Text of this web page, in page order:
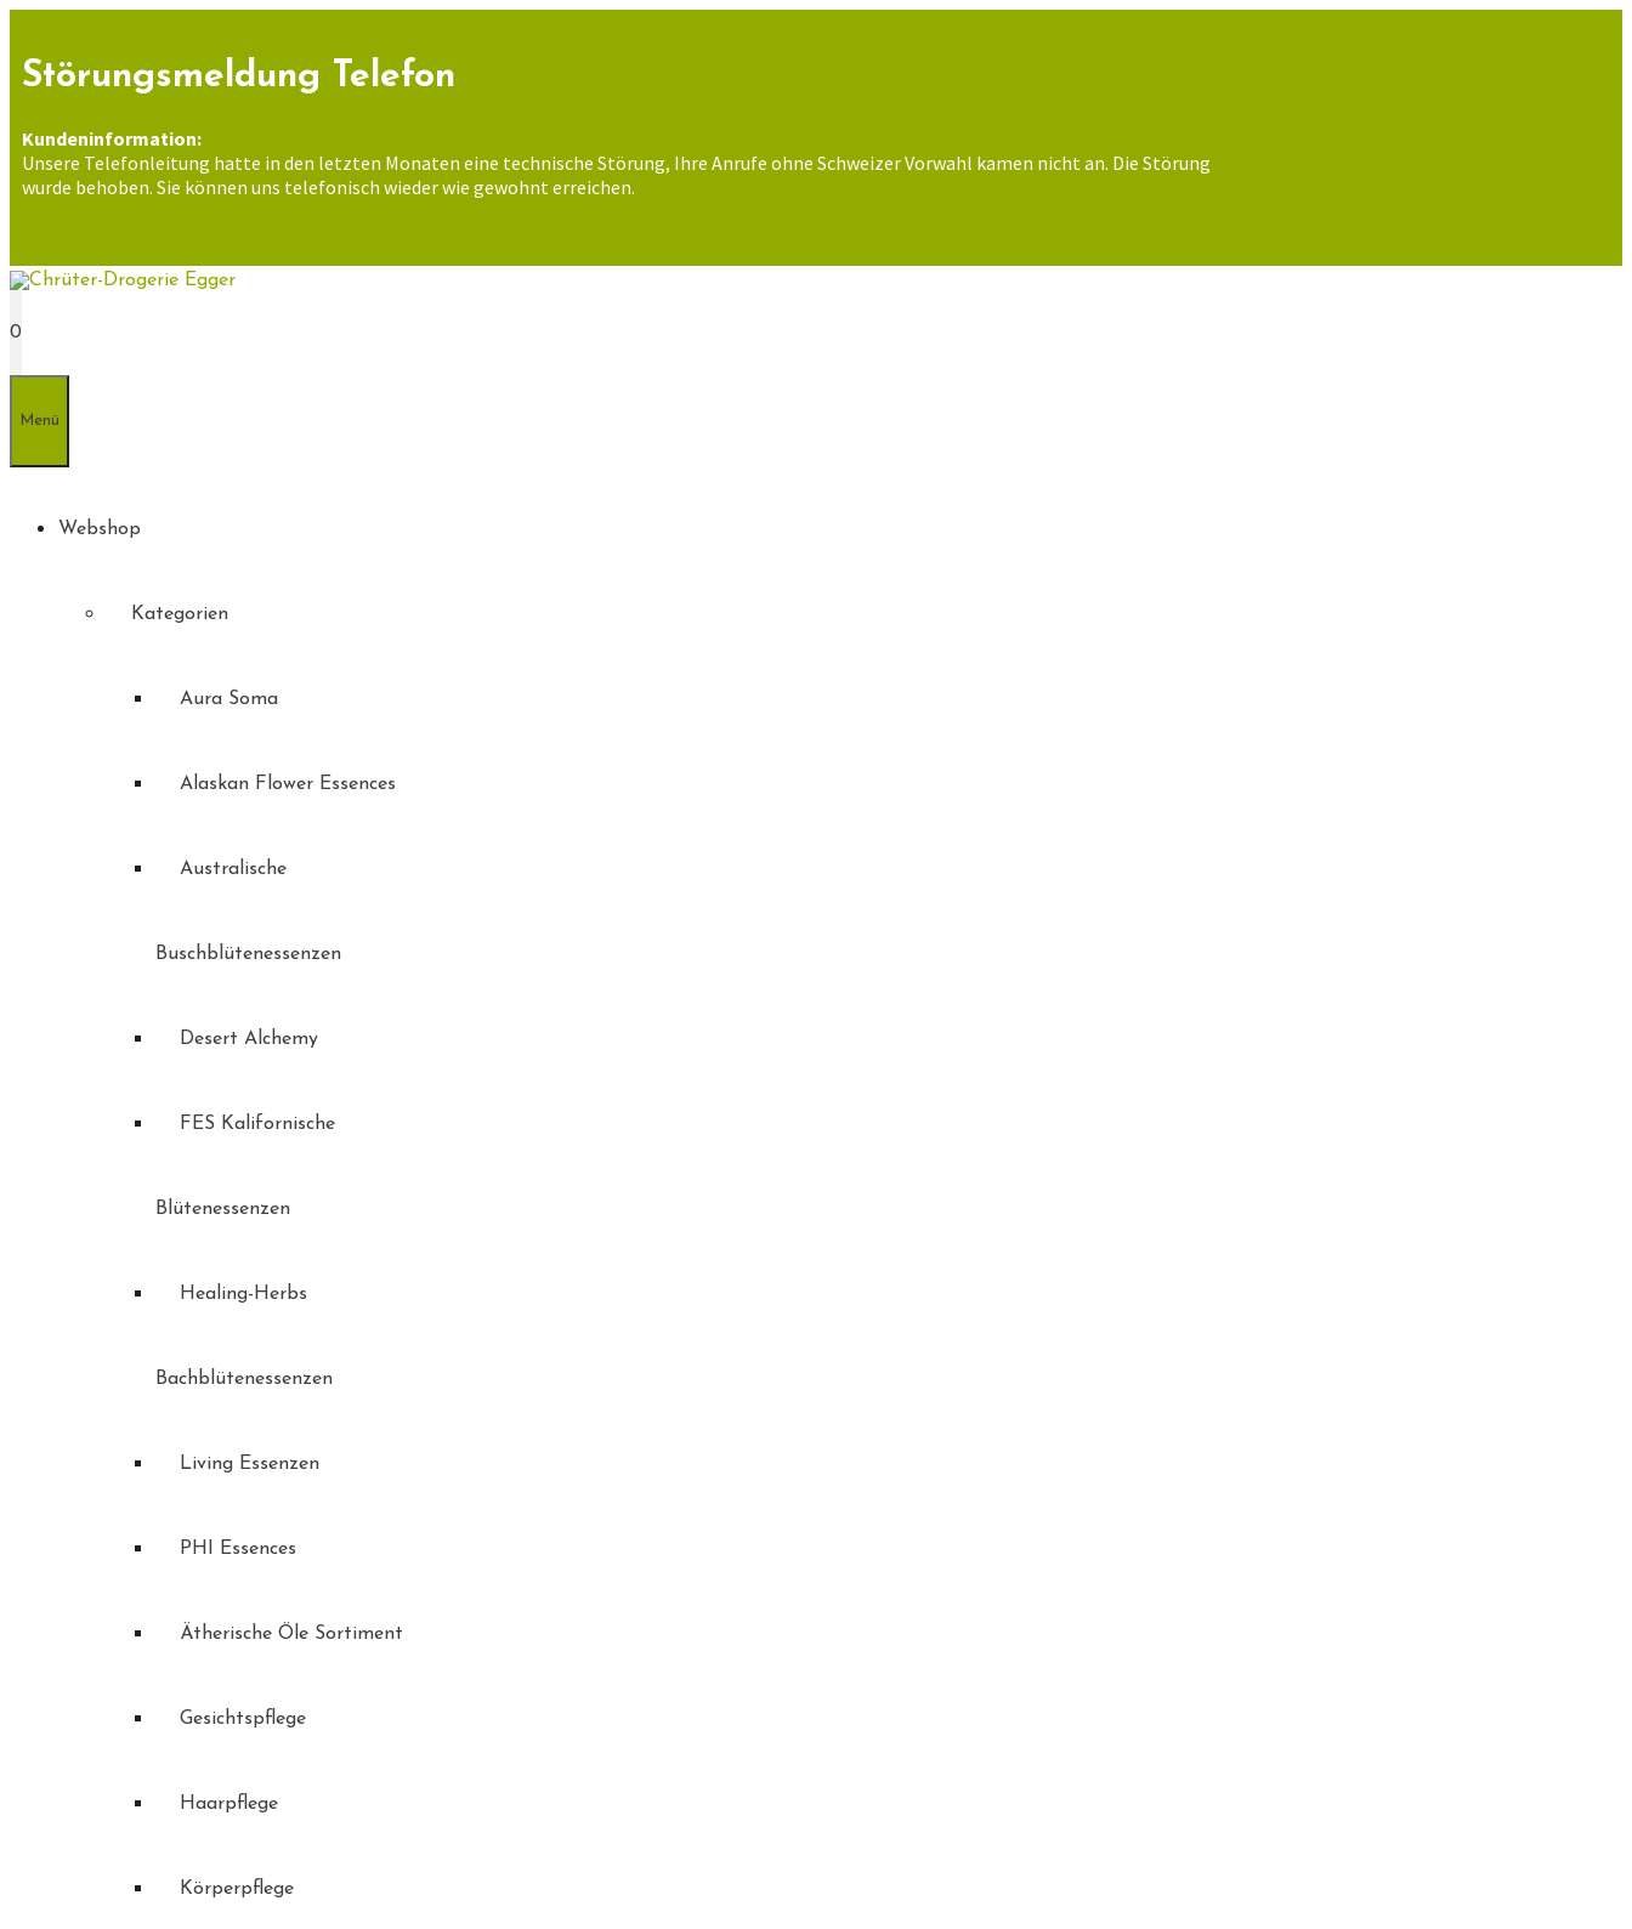
springen
Störungsmeldung Telefon
Kundeninformation:
Unsere Telefonleitung hatte in den letzten Monaten eine technische Störung, Ihre Anrufe ohne Schweizer Vorwahl kamen nicht an. Die Störung
wurde behoben. Sie können uns telefonisch wieder wie gewohnt erreichen.
0
Menü
Webshop
Kategorien
Aura Soma
Alaskan Flower Essences
Australische
Buschblütenessenzen
Desert Alchemy
FES Kalifornische
Blütenessenzen
Healing-Herbs
Bachblütenessenzen
Living Essenzen
PHI Essences
Ätherische Öle Sortiment
Gesichtspflege
Haarpflege
Körperpflege